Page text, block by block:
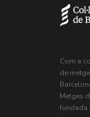
Com a
de
Metges
fundada